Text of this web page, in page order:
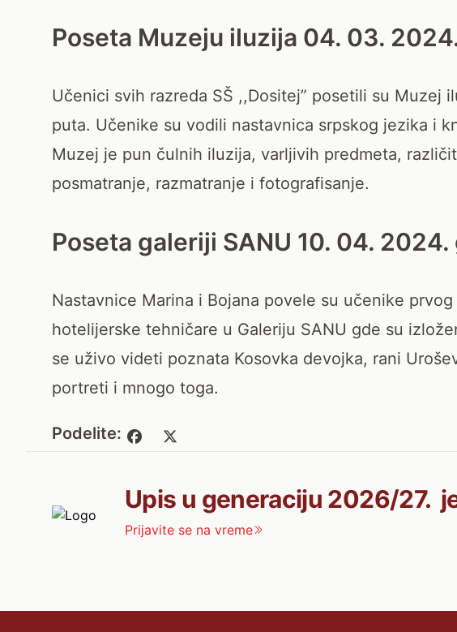
Poseta Muzeju iluzija 04. 03.
Učenici svih razreda SŠ ,,Dositej” posetili su Muzej
puta. Učenike su vodili nastavnica srpskog jezika i
Muzej je pun čulnih iluzija, varljivih predmeta,
posmatranje, razmatranje i fotografisanje.
Poseta galeriji SANU 10. 04. 2024.
Nastavnice Marina i Bojana povele su učenike
hotelijerske tehničare u Galeriju SANU gde su
se uživo videti poznata Kosovka devojka, rani
portreti i mnogo toga.
Podelite:
Upis u generaciju 2026/27.
Prijavite se na vreme